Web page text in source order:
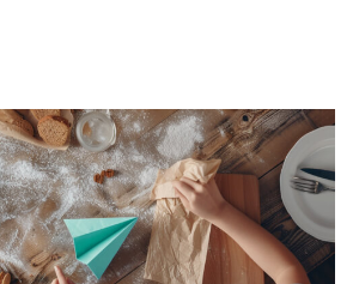
prvky
výpisu